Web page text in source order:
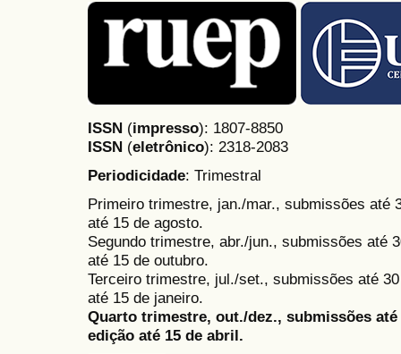
ISSN (impresso): 1807-8850
ISSN (eletrônico): 2318-2083
Periodicidade: Trimestral
Primeiro trimestre, jan./mar., submissões até
até 15 de agosto.
Segundo trimestre, abr./jun., submissões até
até 15 de outubro.
Terceiro trimestre, jul./set., submissões até
até 15 de janeiro.
Quarto trimestre, out./dez., submissões
edição até 15 de abril.